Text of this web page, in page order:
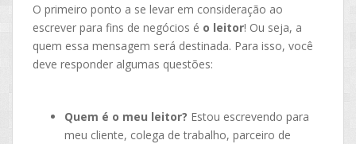
O primeiro ponto a se levar em consideração ao
escrever para fins de negócios é o leitor! Ou seja, a
quem essa mensagem será destinada. Para isso, você
deve responder algumas questões:
Quem é o meu leitor? Estou escrevendo para
meu cliente, colega de trabalho, parceiro de